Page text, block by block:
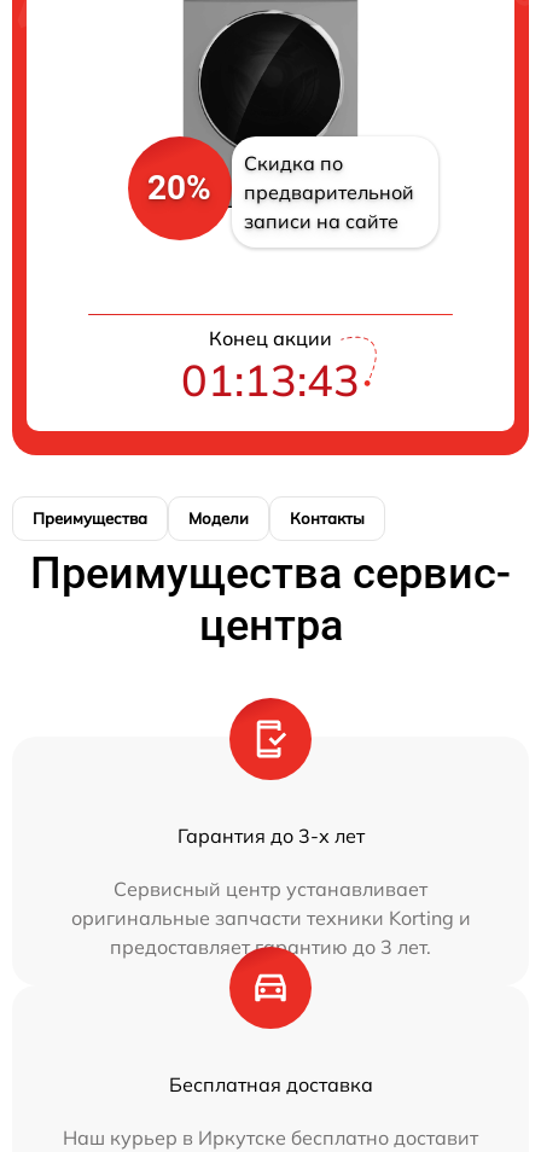
20%
Скидка по
предварительной
записи на сайте
Конец акции
01:13:43
Преимущества Модели Контакты
Преимущества сервис-
центра
Гарантия до 3-х лет
Сервисный центр устанавливает
оригинальные запчасти техники Korting и
предоставляет гарантию до 3 лет.
Бесплатная доставка
Наш курьер в Иркутске бесплатно доставит